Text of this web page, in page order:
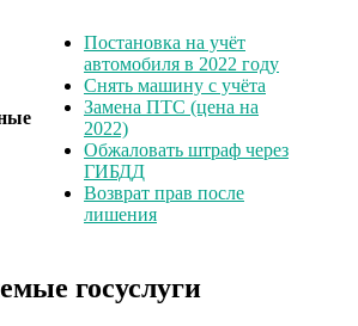
Постановка на учёт
автомобиля в 2022 году
Снять машину с учёта
Замена ПТС (цена на
2022)
Обжаловать штраф через
ГИБДД
Возврат прав после
лишения
госуслуги